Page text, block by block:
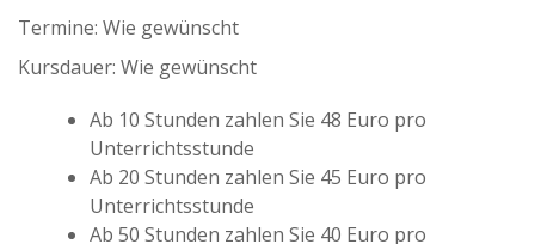
Termine: Wie gewünscht
Kursdauer: Wie gewünscht
Ab 10 Stunden zahlen Sie 48 Euro pro
Unterrichtsstunde
Ab 20 Stunden zahlen Sie 45 Euro pro
Unterrichtsstunde
Ab 50 Stunden zahlen Sie 40 Euro pro